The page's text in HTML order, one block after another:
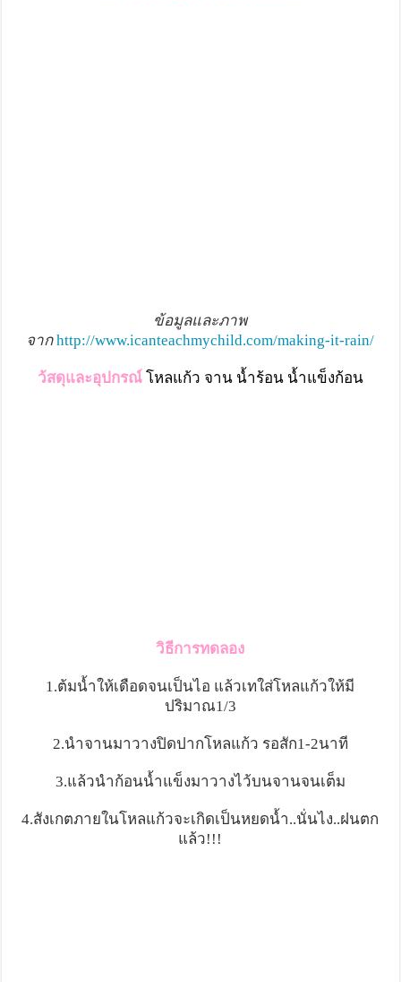
ข้อมูลและภาพ
จาก http://www.icanteachmychild.com/making-it-rain/
ว้สดุและอุปกรณ์ โหลแก้ว จาน น้ำร้อน น้ำแข็งก้อน
วิธีการทดลอง
1.ต้มน้ำให้เดือดจนเป็นไอ แล้วเทใส่โหลแก้วให้มี
ปริมาณ1/3
2.นำจานมาวางปิดปากโหลแก้ว รอสัก1-2นาที
3.แล้วนำก้อนน้ำแข็งมาวางไว้บนจานจนเต็ม
4.สังเกตภายในโหลแก้วจะเกิดเป็นหยดน้ำ..นั่นไง..ฝนตก
แล้ว!!!